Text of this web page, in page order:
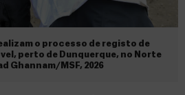
o processo de registo de
perto de Dunquerque, no Norte
Ghannam/MSF, 2026